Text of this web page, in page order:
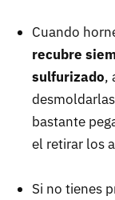
Cuando
recubre
sulfurizado,
bastante
el retirar los
Si no tienes